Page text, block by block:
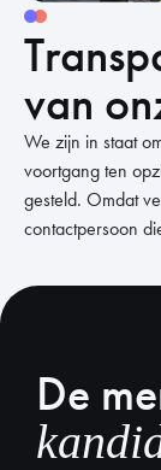
van
We zijn in staat
voortgang ten
gesteld. Omdat
contactpersoon
De